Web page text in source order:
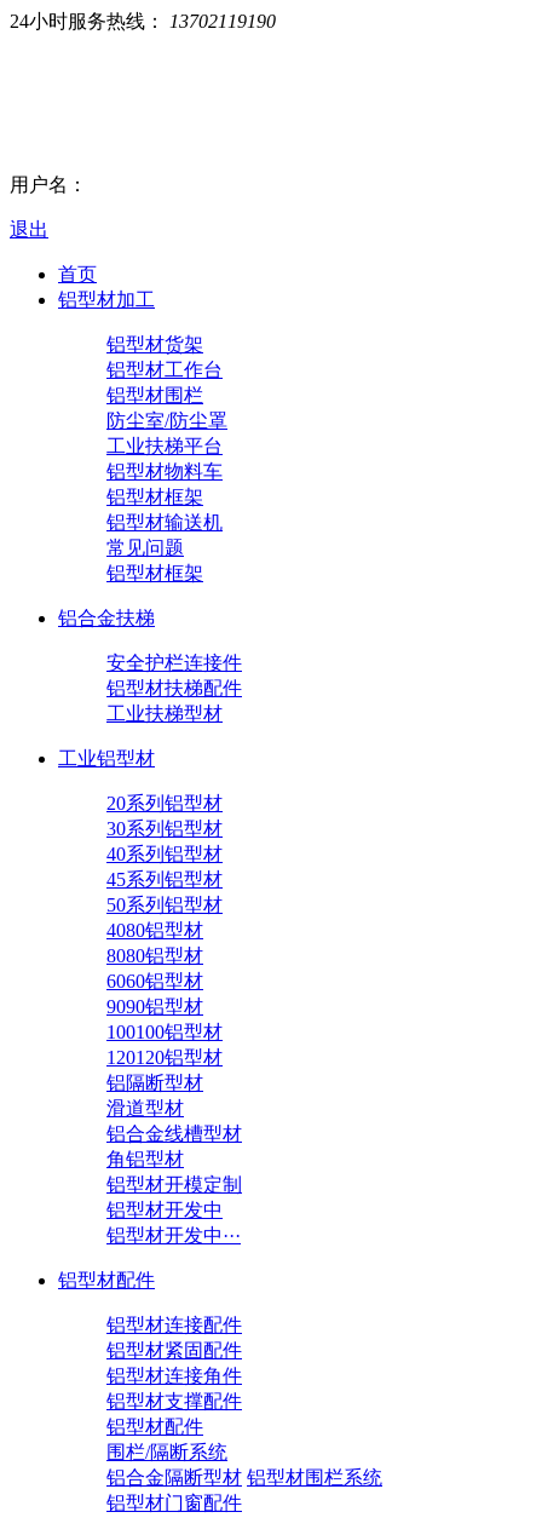
24小时服务热线： 13702119190
用户名：
退出
首页
铝型材加工
铝型材货架
铝型材工作台
铝型材围栏
防尘室/防尘罩
工业扶梯平台
铝型材物料车
铝型材框架
铝型材输送机
常见问题
铝型材框架
铝合金扶梯
安全护栏连接件
铝型材扶梯配件
工业扶梯型材
工业铝型材
20系列铝型材
30系列铝型材
40系列铝型材
45系列铝型材
50系列铝型材
4080铝型材
8080铝型材
6060铝型材
9090铝型材
100100铝型材
120120铝型材
铝隔断型材
滑道型材
铝合金线槽型材
角铝型材
铝型材开模定制
铝型材开发中
铝型材开发中···
铝型材配件
铝型材连接配件
铝型材紧固配件
铝型材连接角件
铝型材支撑配件
铝型材配件
围栏/隔断系统
铝合金隔断型材 铝型材围栏系统
铝型材门窗配件